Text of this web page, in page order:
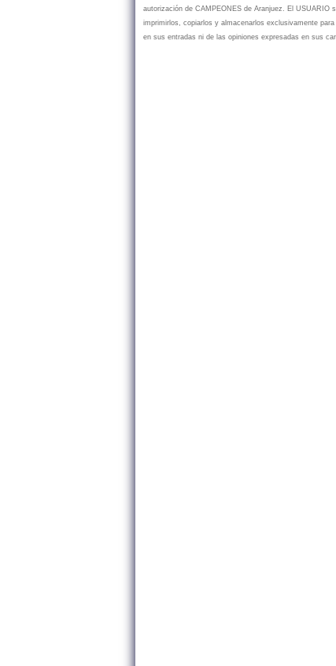
autorización de CAMPEONES de Aranjuez. El
imprimirlos, copiarlos y almacenarlos exclusivamente
en sus entradas ni de las opiniones expresadas en sus